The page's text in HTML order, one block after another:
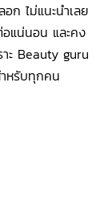
ก ไม่แนะนำเลย
แน่นอน และคง
ะ Beauty guru
ำหรับทุกคน